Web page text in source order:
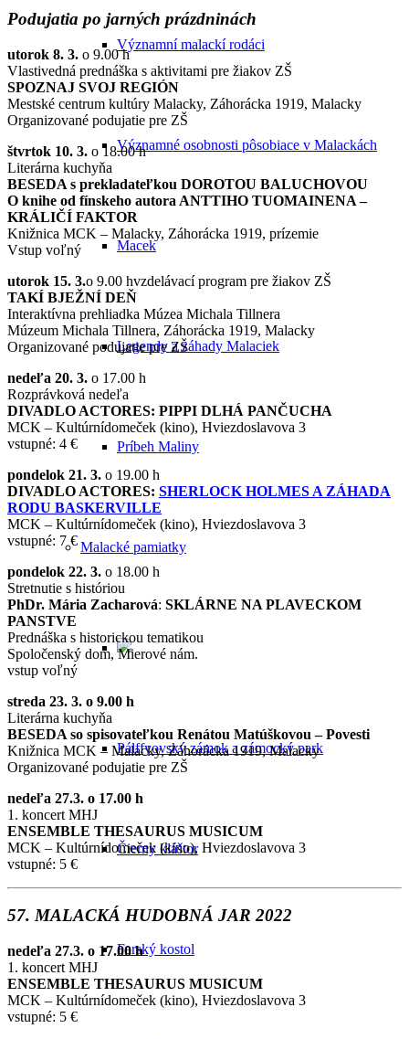
Významní malackí rodáci
Významné osobnosti pôsobiace v Malackách
Macek
Legendy a záhady Malaciek
Príbeh Maliny
Malacké pamiatky
Pálffyovský zámok a zámocký park
Čierny kláštor
Farský kostol
Podujatia po jarných prázdninách
utorok 8. 3. o 9.00 h
Vlastivedná prednáška s aktivitami pre žiakov ZŠ
SPOZNAJ SVOJ REGIÓN
Mestské centrum kultúry Malacky, Záhorácka 1919, Malacky
Organizované podujatie pre ZŠ
štvrtok 10. 3. o 18.00 h
Literárna kuchyňa
BESEDA s prekladateľkou DOROTOU BALUCHOVOU
O knihe od fínskeho autora ANTTIHO TUOMAINENA –
KRÁLIČÍ FAKTOR
Knižnica MCK – Malacky, Záhorácka 1919, prízemie
Vstup voľný
utorok 15. 3.o 9.00 hvzdelávací program pre žiakov ZŠ
TAKÍ BJEŽNÍ DEŇ
Interaktívna prehliadka Múzea Michala Tillnera
Múzeum Michala Tillnera, Záhorácka 1919, Malacky
Organizované podujatie pre ZŠ
nedeľa 20. 3. o 17.00 h
Rozprávková nedeľa
DIVADLO ACTORES: PIPPI DLHÁ PANČUCHA
MCK – Kultúrnídomeček (kino), Hviezdoslavova 3
vstupné: 4 €
pondelok 21. 3. o 19.00 h
DIVADLO ACTORES: SHERLOCK HOLMES A ZÁHADA
RODU BASKERVILLE
MCK – Kultúrnídomeček (kino), Hviezdoslavova 3
vstupné: 7 €
pondelok 22. 3. o 18.00 h
Stretnutie s históriou
PhDr. Mária Zacharová: SKLÁRNE NA PLAVECKOM
PANSTVE
Prednáška s historickou tematikou
Spoločenský dom, Mierové nám.
vstup voľný
streda 23. 3. o 9.00 h
Literárna kuchyňa
BESEDA so spisovateľkou Renátou Matúškovou – Povesti
Knižnica MCK – Malacky, Záhorácka 1919, Malacky
Organizované podujatie pre ZŠ
nedeľa 27.3. o 17.00 h
1. koncert MHJ
ENSEMBLE THESAURUS MUSICUM
MCK – Kultúrnídomeček (kino), Hviezdoslavova 3
vstupné: 5 €
57. MALACKÁ HUDOBNÁ JAR 2022
nedeľa 27.3. o 17.00 h
1. koncert MHJ
ENSEMBLE THESAURUS MUSICUM
MCK – Kultúrnídomeček (kino), Hviezdoslavova 3
vstupné: 5 €